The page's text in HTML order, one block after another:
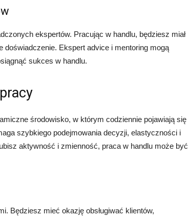
ekspertów. Pracując w handlu, będziesz miał
Ekspert advice i mentoring mogą
sukces w handlu.
środowisko, w którym codziennie pojawiają się
szybkiego podejmowania decyzji, elastyczności i
aktywność i zmienność, praca w handlu może być
Będziesz mieć okazję obsługiwać klientów,